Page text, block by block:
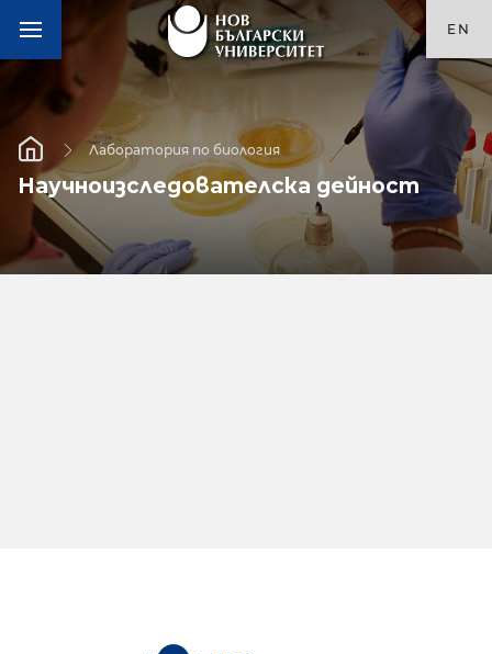
EN
Лаборатория по биология
Научноизследователска дейност